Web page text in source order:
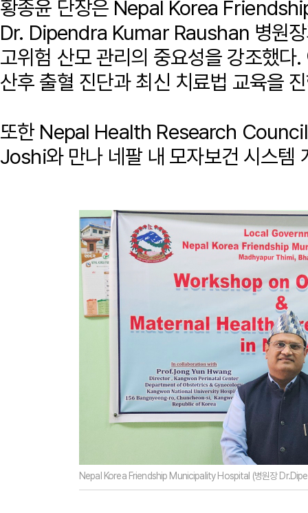
황종윤 단장은 Nepal Korea
Dr. Dipendra Kumar Raushan 병원장
고위험 산모 관리의 중요성을 강조했다
산후 출혈 진단과 최신 치료법 교육을
또한 Nepal Health Research
Joshi와 만나 네팔 내 모자보건 시스템
Nepal Korea Friendship Municipality Hospital (병원장